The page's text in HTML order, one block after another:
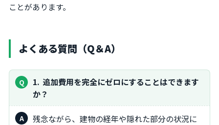
ことがあります。
よくある質問（Q＆A）
1 追加費用を完全にゼロにすることはできます
か？
残念ながら、建物の経年や隠れた部分の状況に